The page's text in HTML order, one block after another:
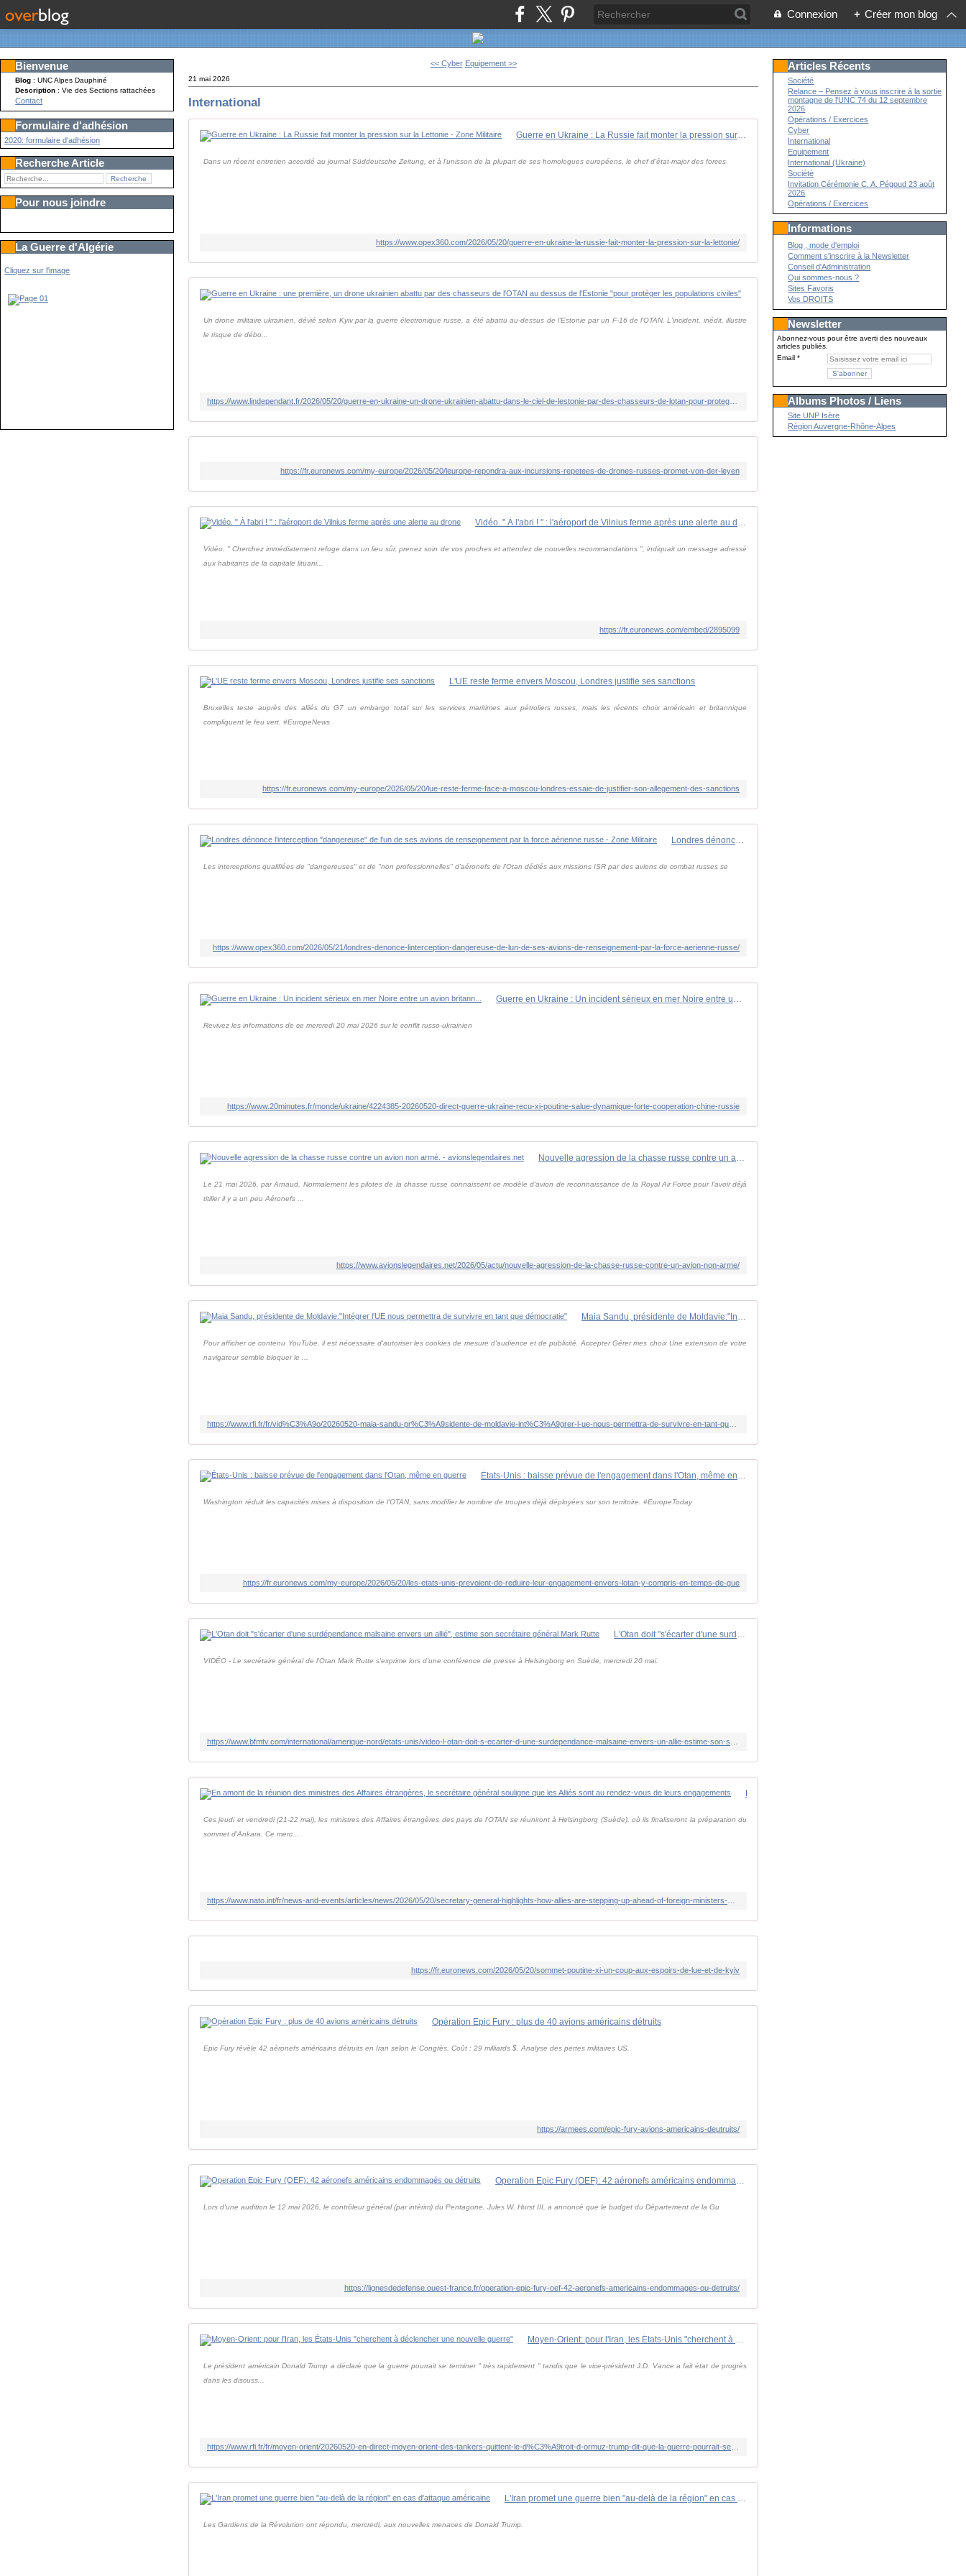
Connexion + Créer mon blog
Bienvenue
Blog : UNC Alpes Dauphiné
Description: Vie des Sections rattachées
Contact
Formulaire d'adhésion
2020: formulaire d'adhésion
Recherche Article
Pour nous joindre
La Guerre d'Algérie
Cliquez sur l'image
<< Cyber Equipement >>
21 mai 2026
International
Guerre en Ukraine : La Russie fait monter la pression sur la Lettonie - Zone Militaire
Dans un récent entretien accordé au journal Süddeutsche Zeitung, et à l'unisson de la plupart de ses homologues européens, le chef d'état-major des forces
https://www.opex360.com/2026/05/20/guerre-en-ukraine-la-russie-fait-monter-la-pression-sur-la-lettonie/
Guerre en Ukraine : une première, un drone
Un drone militaire ukrainien, dévié selon Kyiv par la guerre électronique russe, a été abattu au‑dessus de l'Estonie par un F‑16 de l'OTAN. L'incident, inédit, illustre
le risque de débo...
https://fr.euronews.com/my-europe/2026/05/20/leurope-repondra-aux-incursions-repetees-de-drones-russes-promet-von-der-leyen
Vidéo. " À l'abri ! " : l'aéroport de Vilnius ferme après une alerte au drone
Vidéo. " Cherchez immédiatement refuge dans un lieu sûr, prenez soin de vos proches et attendez de nouvelles recommandations ", indiquait un message adressé
aux habitants de la capitale lituani...
https://fr.euronews.com/embed/2895099
L'UE reste ferme envers Moscou, Londres justifie ses sanctions
Bruxelles teste auprès des alliés du G7 un embargo total sur les services maritimes aux pétroliers russes, mais les récents choix américain et britannique
compliquent le feu vert. #EuropeNews
https://fr.euronews.com/my-europe/2026/05/20/lue-reste-ferme-face-a-moscou-londres-essaie-de-justifier-son-allegement-des-sanctions
Londres dénonce l'interception "dangereuse" de l'un de ses avions de renseignement par la force aérienne russe - Zone Militaire
Les interceptions qualifiées de "dangereuses" et de "non professionnelles" d'aéronefs de l'Otan dédiés aux missions ISR par des avions de combat russes se
https://www.opex360.com/2026/05/21/londres-denonce-linterception-dangereuse-de-lun-de-ses-avions-de-renseignement-par-la-force-aerienne-russe/
Guerre en Ukraine : Un incident sérieux en mer Noire entre un avion britann...
Revivez les informations de ce mercredi 20 mai 2026 sur le conflit russo-ukrainien
https://www.20minutes.fr/monde/ukraine/4224385-20260520-direct-guerre-ukraine-recu-xi-poutine-salue-dynamique-forte-cooperation-chine-russie
Nouvelle agression de la chasse russe contre un avion non armé. - avionslegendaires.net
Le 21 mai 2026, par Arnaud. Normalement les pilotes de la chasse russe connaissent ce modèle d'avion de reconnaissance de la Royal Air Force pour l'avoir déjà
titiller il y a un peu Aéronefs ...
https://www.avionslegendaires.net/2026/05/actu/nouvelle-agression-de-la-chasse-russe-contre-un-avion-non-arme/
Maia Sandu, présidente de Moldavie:"Intégrer l'UE nous permettra de survivre en tant que démocratie"
Pour afficher ce contenu YouTube, il est nécessaire d'autoriser les cookies de mesure d'audience et de publicité. Accepter Gérer mes choix Une extension de votre
navigateur semble bloquer le ...
États-Unis : baisse prévue de l'engagement dans l'Otan, même en guerre
Washington réduit les capacités mises à disposition de l'OTAN, sans modifier le nombre de troupes déjà déployées sur son territoire. #EuropeToday
https://fr.euronews.com/my-europe/2026/05/20/les-etats-unis-prevoient-de-reduire-leur-engagement-envers-lotan-y-compris-en-temps-de-gue
L'Otan doit "s'écarter d'une surdépendance malsaine envers un allié", estime son secrétaire général Mark Rutte
VIDÉO - Le secrétaire général de l'Otan Mark Rutte s'exprime lors d'une conférence de presse à Helsingborg en Suède, mercredi 20 mai.
Ces jeudi et vendredi (21-22 mai), les ministres des Affaires étrangères des pays de l'OTAN se réuniront à Helsingborg (Suède), où ils finaliseront la préparation du
sommet d'Ankara. Ce merc...
https://fr.euronews.com/2026/05/20/sommet-poutine-xi-un-coup-aux-espoirs-de-lue-et-de-kyiv
Opération Epic Fury : plus de 40 avions américains détruits
Epic Fury révèle 42 aéronefs américains détruits en Iran selon le Congrès. Coût : 29 milliards $. Analyse des pertes militaires US.
https://armees.com/epic-fury-avions-americains-deutruits/
Operation Epic Fury (OEF): 42 aéronefs américains endommagés ou détruits
Lors d'une audition le 12 mai 2026, le contrôleur général (par intérim) du Pentagone, Jules W. Hurst III, a annoncé que le budget du Département de la Gu
https://lignesdedefense.ouest-france.fr/operation-epic-fury-oef-42-aeronefs-americains-endommages-ou-detruits/
Moyen-Orient: pour l'Iran, les États-Unis "cherchent à déclencher une nouvelle guerre"
Le président américain Donald Trump ​a ‌déclaré que la guerre pourrait se terminer " très ⁠rapidement " tandis que le vice-président J.D. Vance a fait état de progrès
dans les discuss...
L'Iran promet une guerre bien "au-delà de la région" en cas d'attaque américaine
Les Gardiens de la Révolution ont répondu, mercredi, aux nouvelles menaces de Donald Trump.
Articles Récents
Société
Relance – Pensez à vous inscrire à la sortie
montagne de l'UNC 74 du 12 septembre
2026
Opérations / Exercices
Cyber
International
Equipement
International (Ukraine)
Société
Invitation Cérémonie C. A. Pégoud 23 août
2026
Opérations / Exercices
Informations
Blog , mode d'emploi
Comment s'inscrire à la Newsletter
Conseil d'Administration
Qui sommes-nous ?
Sites Favoris
Vos DROITS
Newsletter
Abonnez-vous pour être averti des nouveaux
articles publiés.
Email
Albums Photos / Liens
Site UNP Isère
Région Auvergne-Rhône-Alpes